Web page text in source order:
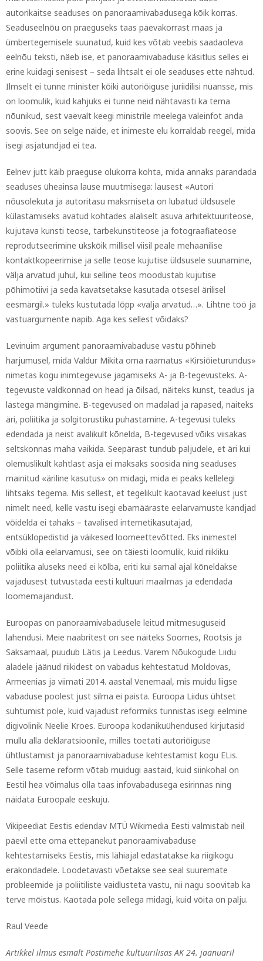
autorikaitse seaduses on panoraamivabadusega kõik korras.
Seaduseelnõu on praeguseks taas päevakorrast maas ja
ümbertegemisele suunatud, kuid kes võtab veebis saadaoleva
eelnõu teksti, näeb ise, et panoraamivabaduse käsitlus selles ei
erine kuidagi senisest – seda lihtsalt ei ole seaduses ette nähtud.
Ilmselt ei tunne minister kõiki autoriõiguse juriidilisi nüansse, mis
on loomulik, kuid kahjuks ei tunne neid nähtavasti ka tema
nõunikud, sest vaevalt keegi ministrile meelega valeinfot anda
soovis. See on selge näide, et inimeste elu korraldab reegel, mida
isegi asjatundjad ei tea.
Eelnev jutt käib praeguse olukorra kohta, mida annaks parandada
seaduses üheainsa lause muutmisega: lausest «Autori
nõusolekuta ja autoritasu maksmiseta on lubatud üldsusele
külastamiseks avatud kohtades alaliselt asuva arhitektuuriteose,
kujutava kunsti teose, tarbekunstiteose ja fotograafiateose
reprodutseerimine ükskõik millisel viisil peale mehaanilise
kontaktkopeerimise ja selle teose kujutise üldsusele suunamine,
välja arvatud juhul, kui selline teos moodustab kujutise
põhimotiivi ja seda kavatsetakse kasutada otsesel ärilisel
eesmärgil.» tuleks kustutada lõpp «välja arvatud…». Lihtne töö ja
vastuargumente napib. Aga kes sellest võidaks?
Levinuim argument panoraamivabaduse vastu põhineb
harjumusel, mida Valdur Mikita oma raamatus «Kirsiõieturundus»
nimetas kogu inimtegevuse jagamiseks A- ja B-tegevusteks. A-
tegevuste valdkonnad on head ja õilsad, näiteks kunst, teadus ja
lastega mängimine. B-tegevused on madalad ja räpased, näiteks
äri, poliitika ja solgitorustiku puhastamine. A-tegevusi tuleks
edendada ja neist avalikult kõnelda, B-tegevused võiks viisakas
seltskonnas maha vaikida. Seepärast tundub paljudele, et äri kui
olemuslikult kahtlast asja ei maksaks soosida ning seaduses
mainitud «äriline kasutus» on midagi, mida ei peaks kellelegi
lihtsaks tegema. Mis sellest, et tegelikult kaotavad keelust just
nimelt need, kelle vastu isegi ebamääraste eelarvamuste kandjad
võidelda ei tahaks – tavalised internetikasutajad,
entsüklopedistid ja väikesed loomeettevõtted. Eks inimestel
võibki olla eelarvamusi, see on täiesti loomulik, kuid riikliku
poliitika aluseks need ei kõlba, eriti kui samal ajal kõneldakse
vajadusest tutvustada eesti kultuuri maailmas ja edendada
loomemajandust.
Euroopas on panoraamivabadusele leitud mitmesuguseid
lahendusi. Meie naabritest on see näiteks Soomes, Rootsis ja
Saksamaal, puudub Lätis ja Leedus. Varem Nõukogude Liidu
aladele jäänud riikidest on vabadus kehtestatud Moldovas,
Armeenias ja viimati 2014. aastal Venemaal, mis muidu liigse
vabaduse poolest just silma ei paista. Euroopa Liidus ühtset
suhtumist pole, kuid vajadust reformiks tunnistas isegi eelmine
digivolinik Neelie Kroes. Euroopa kodanikuühendused kirjutasid
mullu alla deklaratsioonile, milles toetati autoriõiguse
ühtlustamist ja panoraamivabaduse kehtestamist kogu ELis.
Selle taseme reform võtab muidugi aastaid, kuid siinkohal on
Eestil hea võimalus olla taas infovabadusega esirinnas ning
näidata Euroopale eeskuju.
Vikipeediat Eestis edendav MTÜ Wikimedia Eesti valmistab neil
päevil ette oma ettepanekut panoraamivabaduse
kehtestamiseks Eestis, mis lähiajal edastatakse ka riigikogu
erakondadele. Loodetavasti võetakse see seal suuremate
probleemide ja poliitiliste vaidlusteta vastu, nii nagu soovitab ka
terve mõistus. Kaotada pole sellega midagi, kuid võita on palju.
Raul Veede
Artikkel ilmus esmalt Postimehe kultuurilisas AK 24. jaanuaril